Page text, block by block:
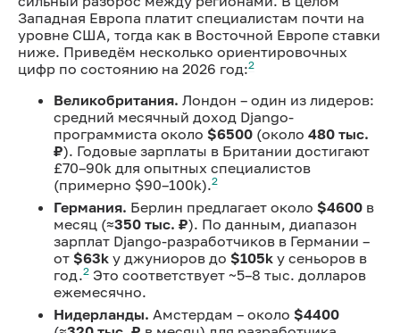
Западная Европа платит специалистам почти на
уровне США, тогда как в Восточной Европе ставки
ниже. Приведём несколько ориентировочных
цифр по состоянию на 2026 год:2
Великобритания. Лондон – один из лидеров:
средний месячный доход Django-
программиста около $6500 (около 480 тыс.
₽). Годовые зарплаты в Британии достигают
£70–90k для опытных специалистов
(примерно $90–100k).2
Германия. Берлин предлагает около $4600 в
месяц (≈350 тыс. ₽). По данным, диапазон
зарплат Django-разработчиков в Германии –
от $63k у джуниоров до $105k у сеньоров в
год.2 Это соответствует ~5–8 тыс. долларов
ежемесячно.
Нидерланды. Амстердам – около $4400